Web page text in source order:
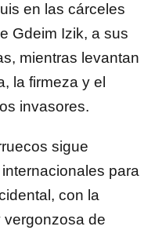
en las cárceles
Gdeim Izik, a sus
mientras levantan
la firmeza y el
invasores.
sigue
para
con la
vergonzosa de